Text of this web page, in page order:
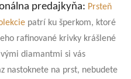
predajkyňa: Prsteň
patrí ku šperkom, ktoré
rafinované krivky krášlené
diamantmi si vás
nastoknete na prst, nebudete